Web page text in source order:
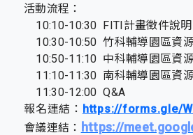
活動流程：
10:10-10:30 FITI計畫徵件說
10:30-10:50 竹科輔導園區資
10:50-11:10 中科輔導園區資
11:10-11:30 南科輔導園區資
11:30-12:00 Q&A
報名連結： https://forms.gle/
會議連結： https://